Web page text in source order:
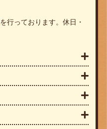
を行っております。休日・